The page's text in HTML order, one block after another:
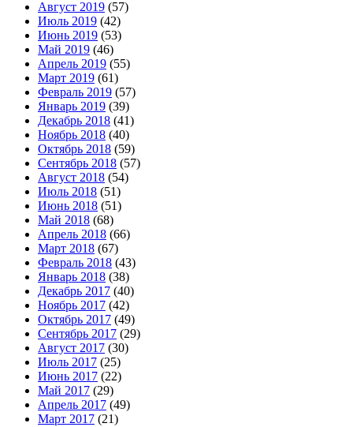
Август 2019 (57)
Июль 2019 (42)
Июнь 2019 (53)
Май 2019 (46)
Апрель 2019 (55)
Март 2019 (61)
Февраль 2019 (57)
Январь 2019 (39)
Декабрь 2018 (41)
Ноябрь 2018 (40)
Октябрь 2018 (59)
Сентябрь 2018 (57)
Август 2018 (54)
Июль 2018 (51)
Июнь 2018 (51)
Май 2018 (68)
Апрель 2018 (66)
Март 2018 (67)
Февраль 2018 (43)
Январь 2018 (38)
Декабрь 2017 (40)
Ноябрь 2017 (42)
Октябрь 2017 (49)
Сентябрь 2017 (29)
Август 2017 (30)
Июль 2017 (25)
Июнь 2017 (22)
Май 2017 (29)
Апрель 2017 (49)
Март 2017 (21)